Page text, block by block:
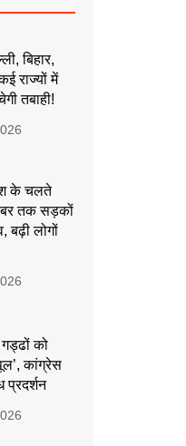
बिहार,
राज्यों में
तबाही!
के चलते
तक सड़कों
बढ़ी लोगों
को
कांग्रेस
प्रदर्शन